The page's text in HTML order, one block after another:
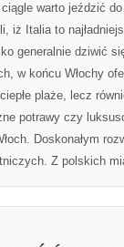
warto jeździć
iż Italia to
generalnie dziwić
w końcu Włochy
plaże, lecz
potrawy czy
Doskonałym
Z polskich